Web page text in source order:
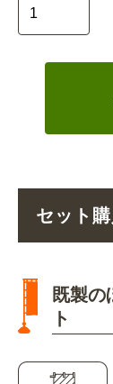
セット購
既製の
ト